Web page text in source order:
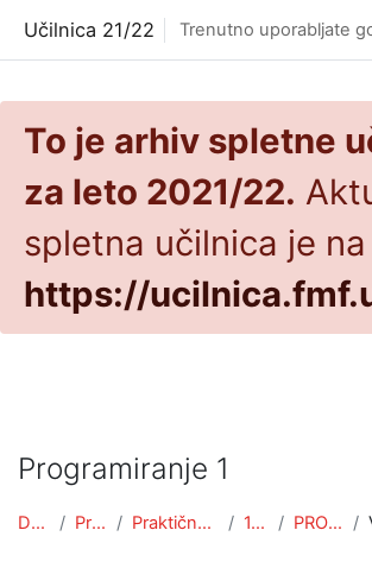
To je arhiv spletne
za leto 2021/22.
spletna učilnica je
https://
Učilnica 21/22 Trenutno uporabljate
Programiranje 1
Domov Predmeti Praktična matematika 1. letnik PROG1 (PRA)